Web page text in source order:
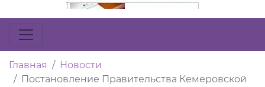
Главная
Новости
Постановление Правительства Кемеровской